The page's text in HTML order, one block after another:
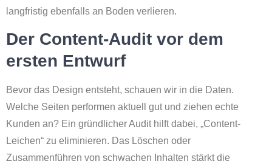
langfristig ebenfalls an Boden verlieren.
Der Content-Audit vor dem
ersten Entwurf
Bevor das Design entsteht, schauen wir in die Daten.
Welche Seiten performen aktuell gut und ziehen echte
Kunden an? Ein gründlicher Audit hilft dabei, „Content-
Leichen“ zu eliminieren. Das Löschen oder
Zusammenführen von schwachen Inhalten stärkt die